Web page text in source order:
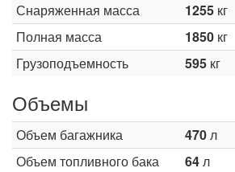
Снаряженная масса 1255 кг
Полная масса
1850 кг
Грузоподъемность
595 кг
Объемы
Объем багажника 470л
Объем топливного бака
64л